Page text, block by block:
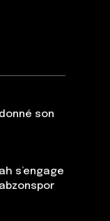
son
s’engage